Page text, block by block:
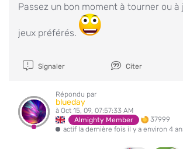
Passez un bon moment à tourner ou à
jeux préférés.
Signaler Citer
Répondu par
blueday
à Oct 15, 09, 07:57:33 AM
Almighty Member
37999
actif la dernière fois il y a environ 4